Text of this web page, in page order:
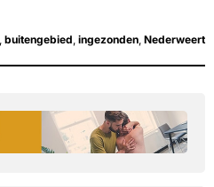
buitengebied ingezonden Nederweert